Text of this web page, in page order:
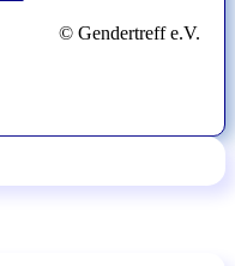
© Gendertreff e.V.